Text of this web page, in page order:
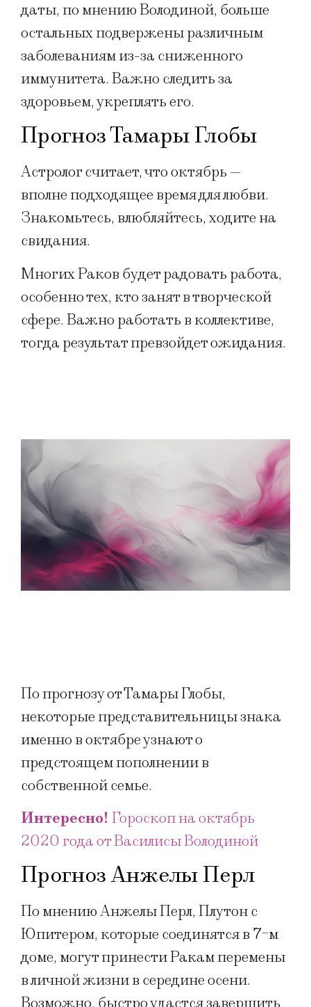
даты, по мнению Володиной, больше
остальных подвержены различным
заболеваниям из-за сниженного
иммунитета. Важно следить за
здоровьем, укреплять его.
Прогноз Тамары Глобы
Астролог считает, что октябрь —
вполне подходящее время для любви.
Знакомьтесь, влюбляйтесь, ходите на
свидания.
Многих Раков будет радовать работа,
особенно тех, кто занят в творческой
сфере. Важно работать в коллективе,
тогда результат превзойдет ожидания.
По прогнозу от Тамары Глобы,
некоторые представительницы знака
именно в октябре узнают о
предстоящем пополнении в
собственной семье.
Интересно! Гороскоп на октябрь
2020 года от Василисы Володиной​
Прогноз Анжелы Перл
По мнению Анжелы Перл, Плутон с
Юпитером, которые соединятся в 7-м
доме, могут принести Ракам перемены
в личной жизни в середине осени.